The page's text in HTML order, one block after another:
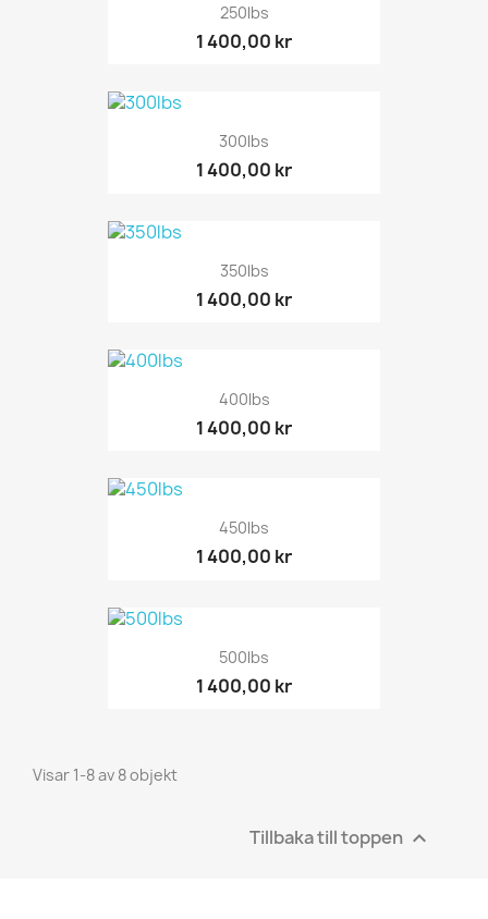
250lbs
1 400,00 kr
300lbs
1 400,00 kr
350lbs
1 400,00 kr
400lbs
1 400,00 kr
450lbs
1 400,00 kr
500lbs
1 400,00 kr
Visar 1-8 av 8 objekt
Tillbaka till toppen 